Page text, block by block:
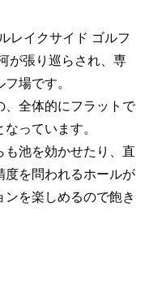
レイクサイド ゴルフ
が張り巡らされ、専
場です。
、全体的にフラットで
っています。
池を効かせたり、直
を問われるホールが
を楽しめるので飽き